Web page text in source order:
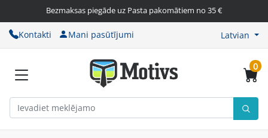
Bezmaksas piegāde uz Pasta pakomātiem no 35 €
Kontakti Mani pasūtījumi Latvian
0